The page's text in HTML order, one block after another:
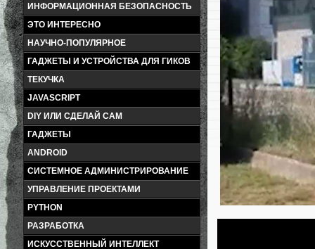
ИНФОРМАЦИОННАЯ БЕЗОПАСНОСТЬ
ЭТО ИНТЕРЕСНО
НАУЧНО-ПОПУЛЯРНОЕ
ГАДЖЕТЫ И УСТРОЙСТВА ДЛЯ ГИКОВ
ТЕКУЧКА
JAVASCRIPT
DIY ИЛИ СДЕЛАЙ САМ
ГАДЖЕТЫ
ANDROID
СИСТЕМНОЕ АДМИНИСТРИРОВАНИЕ
УПРАВЛЕНИЕ ПРОЕКТАМИ
PYTHON
РАЗРАБОТКА
ИСКУССТВЕННЫЙ ИНТЕЛЛЕКТ